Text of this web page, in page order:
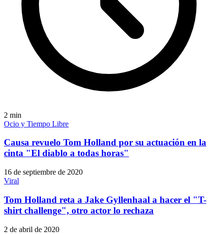
2 min
Ocio y Tiempo Libre
Causa revuelo Tom Holland por su actuación en la
cinta "El diablo a todas horas"
16 de septiembre de 2020
Viral
Tom Holland reta a Jake Gyllenhaal a hacer el "T-
shirt challenge", otro actor lo rechaza
2 de abril de 2020